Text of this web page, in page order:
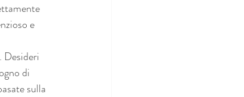
e
Desideri
di
sulla